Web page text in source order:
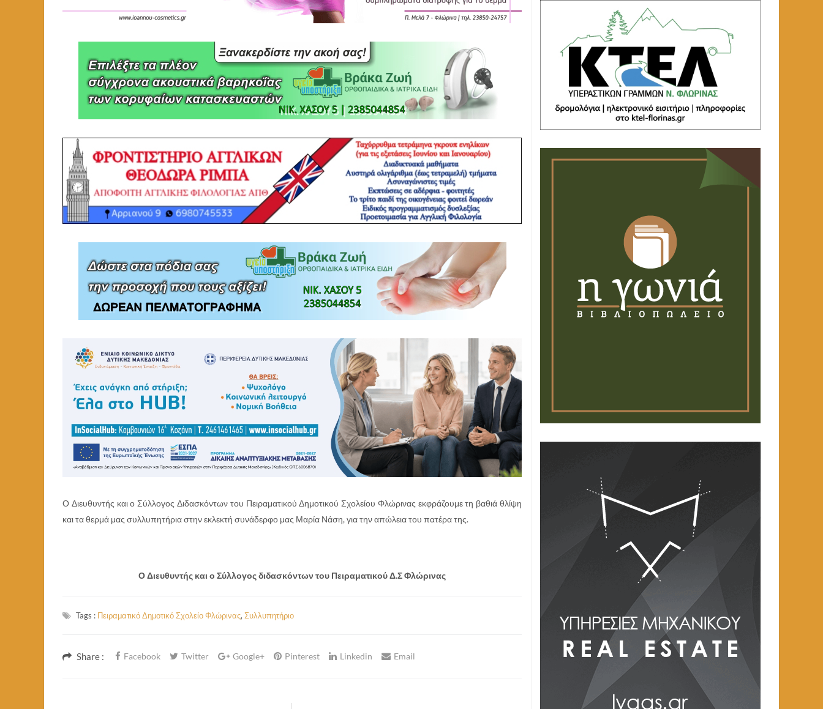
Ο Διευθυντής και ο Σύλλογος Διδασκόντων του Πειραματικού Δημοτικού Σχολείου Φλώρινας εκφράζουμε τη βαθιά θλίψη
και τα θερμά μας συλλυπητήρια στην εκλεκτή συνάδερφο μας Μαρία Νάση, για την απώλεια του πατέρα της.
Ο Διευθυντής και ο Σύλλογος διδασκόντων του Πειραματικού Δ.Σ Φλώρινας
Tags : Πειραματικό Δημοτικό Σχολείο Φλώρινας, Συλλυπητήριο
Share : Facebook Twitter Google+ Pinterest Linkedin Email